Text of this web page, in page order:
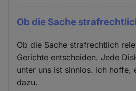
Ob die Sache
Ob die Sache strafrechtlich
Gerichte entscheiden. Jede
unter uns ist sinnlos. Ich
dazu.